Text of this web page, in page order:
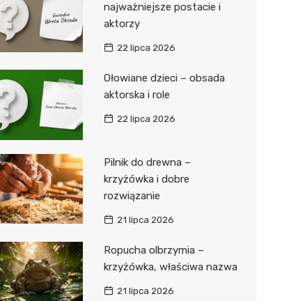
najważniejsze postacie i
aktorzy
22 lipca 2026
Ołowiane dzieci – obsada
aktorska i role
22 lipca 2026
Pilnik do drewna –
krzyżówka i dobre
rozwiązanie
21 lipca 2026
Ropucha olbrzymia –
krzyżówka, właściwa nazwa
21 lipca 2026